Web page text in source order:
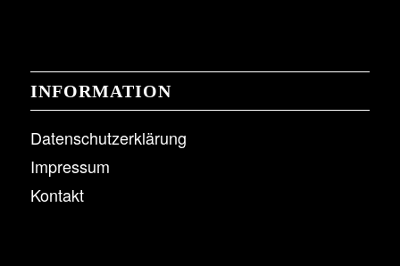
INFORMATION
Datenschutzerklärung
Impressum
Kontakt